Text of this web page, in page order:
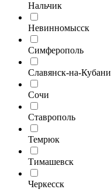
Нальчик
Невинномысск
Симферополь
Славянск-на-Кубани
Сочи
Ставрополь
Темрюк
Тимашевск
Черкесск